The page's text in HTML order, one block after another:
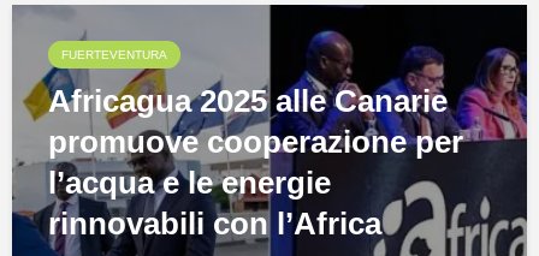
FUERTEVENTURA
Africagua 2025 alle Canarie
promuove cooperazione per
l’acqua e le energie
rinnovabili con l’Africa